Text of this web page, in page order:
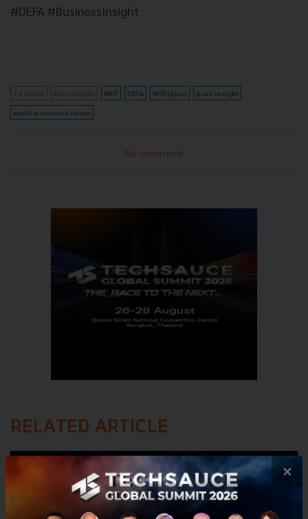
#DEFA #BusinessInsight
TS Video Exec Insight WEF DEFA WEFJapan exec-insight
world-economic-forum
No comment
RELATED ARTICLE
×